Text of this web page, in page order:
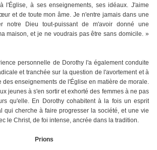
l'Église, à ses enseignements, ses idéaux. J'aime
et de toute mon âme. Je n'entre jamais dans une
notre Dieu tout-puissant de m'avoir donné une
maison, et je ne voudrais pas être sans domicile. »
personnelle de Dorothy l'a également conduite
et tranchée sur la question de l'avortement et à
des enseignements de l'Église en matière de morale.
jeunes à s'en sortir et exhorté des femmes à ne pas
qu'elle. En Dorothy cohabitent à la fois un esprit
qui cherche à faire progresser la société, et une vie
le Christ, de foi intense, ancrée dans la tradition.
Prions